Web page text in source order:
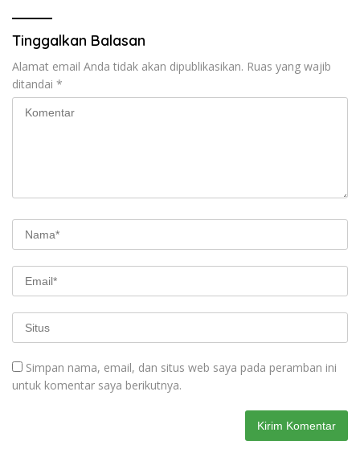
Tinggalkan Balasan
Alamat email Anda tidak akan dipublikasikan. Ruas yang wajib
ditandai *
Simpan nama, email, dan situs web saya pada peramban ini
untuk komentar saya berikutnya.